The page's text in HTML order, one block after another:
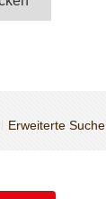
Erweiterte Suche